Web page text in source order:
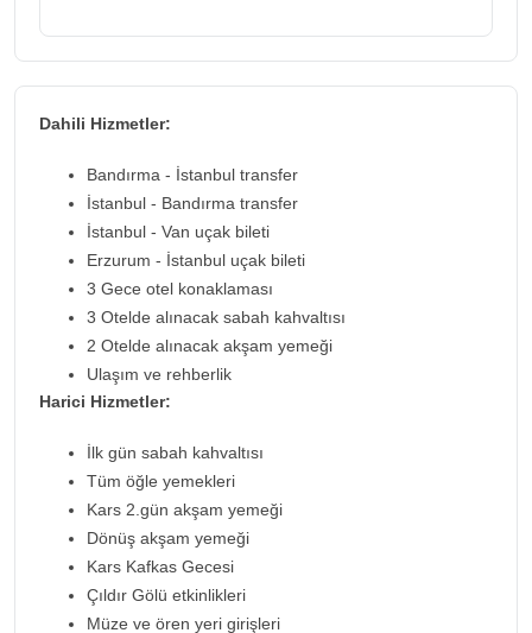
Dahili Hizmetler:
Bandırma - İstanbul transfer
İstanbul - Bandırma transfer
İstanbul - Van uçak bileti
Erzurum - İstanbul uçak bileti
3 Gece otel konaklaması
3 Otelde alınacak sabah kahvaltısı
2 Otelde alınacak akşam yemeği
Ulaşım ve rehberlik
Harici Hizmetler:
İlk gün sabah kahvaltısı
Tüm öğle yemekleri
Kars 2.gün akşam yemeği
Dönüş akşam yemeği
Kars Kafkas Gecesi
Çıldır Gölü etkinlikleri
Müze ve ören yeri girişleri